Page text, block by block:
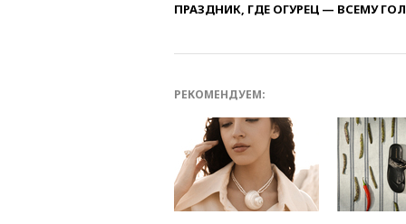
ПРАЗДНИК, ГДЕ ОГУРЕЦ — ВСЕМУ
РЕКОМЕНДУЕМ: